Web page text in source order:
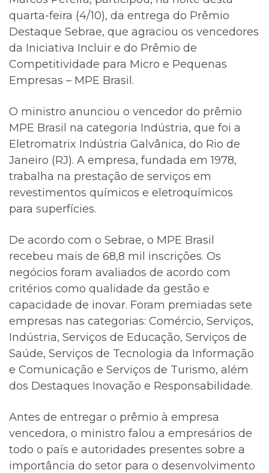
quarta-feira (4/10), da entrega do Prêmio
Destaque Sebrae, que agraciou os vencedores
da Iniciativa Incluir e do Prêmio de
Competitividade para Micro e Pequenas
Empresas – MPE Brasil.
O ministro anunciou o vencedor do prêmio
MPE Brasil na categoria Indústria, que foi a
Eletromatrix Indústria Galvânica, do Rio de
Janeiro (RJ). A empresa, fundada em 1978,
trabalha na prestação de serviços em
revestimentos químicos e eletroquímicos
para superfícies.
De acordo com o Sebrae, o MPE Brasil
recebeu mais de 68,8 mil inscrições. Os
negócios foram avaliados de acordo com
critérios como qualidade da gestão e
capacidade de inovar. Foram premiadas sete
empresas nas categorias: Comércio, Serviços,
Indústria, Serviços de Educação, Serviços de
Saúde, Serviços de Tecnologia da Informação
e Comunicação e Serviços de Turismo, além
dos Destaques Inovação e Responsabilidade.
Antes de entregar o prêmio à empresa
vencedora, o ministro falou a empresários de
todo o país e autoridades presentes sobre a
importância do setor para o desenvolvimento